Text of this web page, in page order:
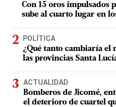
Con 15 oros impulsados
sube al cuarto lugar en
POLÍTICA
¿Qué tanto cambiaría el
las provincias Santa
ACTUALIDAD
Bomberos de Jicomé,
el deterioro de cuartel